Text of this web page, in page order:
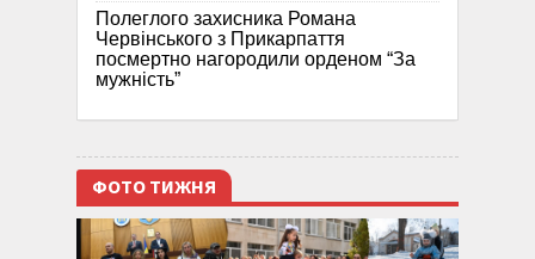
Полеглого захисника Романа
Червінського з Прикарпаття
посмертно нагородили орденом “За
мужність”
ФОТО ТИЖНЯ